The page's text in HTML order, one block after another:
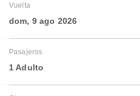
Vuelta
dom, 9 ago 2026
Pasajeros
1 Adulto